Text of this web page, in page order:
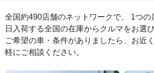
全国約490店舗のネットワークで、 1つの
日入荷する全国の在庫からクルマをお選
ご希望の車・条件がありましたら、お近
軽にご相談ください。